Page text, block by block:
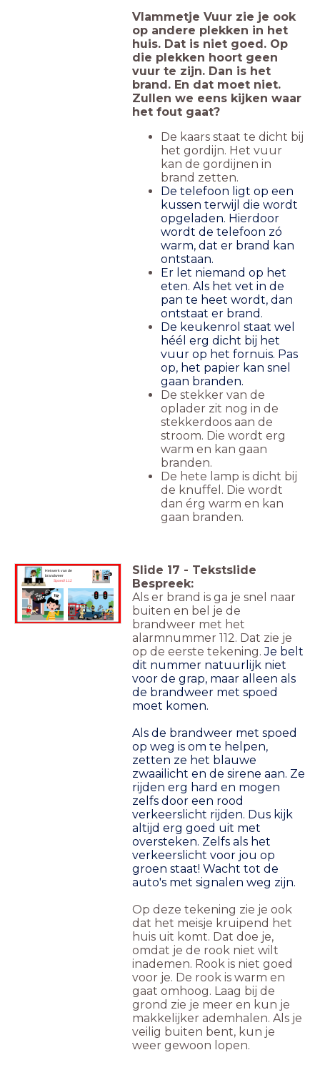
Vlammetje Vuur zie je ook
op andere plekken in het
huis. Dat is niet goed. Op
die plekken hoort geen
vuur te zijn. Dan is het
brand. En dat moet niet.
Zullen we eens kijken waar
het fout gaat?
De kaars staat te dicht bij
het gordijn. Het vuur
kan de gordijnen in
brand zetten.
De telefoon ligt op een
kussen terwijl die wordt
opgeladen. Hierdoor
wordt de telefoon zó
warm, dat er brand kan
ontstaan.
Er let niemand op het
eten. Als het vet in de
pan te heet wordt, dan
ontstaat er brand.
De keukenrol staat wel
héél erg dicht bij het
vuur op het fornuis. Pas
op, het papier kan snel
gaan branden.
De stekker van de
oplader zit nog in de
stekkerdoos aan de
stroom. Die wordt erg
warm en kan gaan
branden.
De hete lamp is dicht bij
de knuffel. Die wordt
dan érg warm en kan
gaan branden.
Het werk van de
brandweer
Spoed! 112
Slide 17 - Tekstslide
Bespreek:
Als er brand is ga je snel naar
buiten en bel je de
brandweer met het
alarmnummer 112. Dat zie je
op de eerste tekening.Je belt
dit nummer natuurlijk niet
voor de grap, maar alleen als
de brandweer met spoed
moet komen.
Als de brandweer met spoed
op weg is om te helpen,
zetten ze het blauwe
zwaailicht en de sirene aan. Ze
rijden erg hard en mogen
zelfs door een rood
verkeerslicht rijden. Dus kijk
altijd erg goed uit met
oversteken. Zelfs als het
verkeerslicht voor jou op
groen staat! Wacht tot de
auto's met signalen weg zijn.
Op deze tekening zie je ook
dat het meisje kruipend het
huis uit komt. Dat doe je,
omdat je de rook niet wilt
inademen. Rook is niet goed
voor je. De rook is warm en
gaat omhoog. Laag bij de
grond zie je meer en kun je
makkelijker ademhalen. Als je
veilig buiten bent, kun je
weer gewoon lopen.